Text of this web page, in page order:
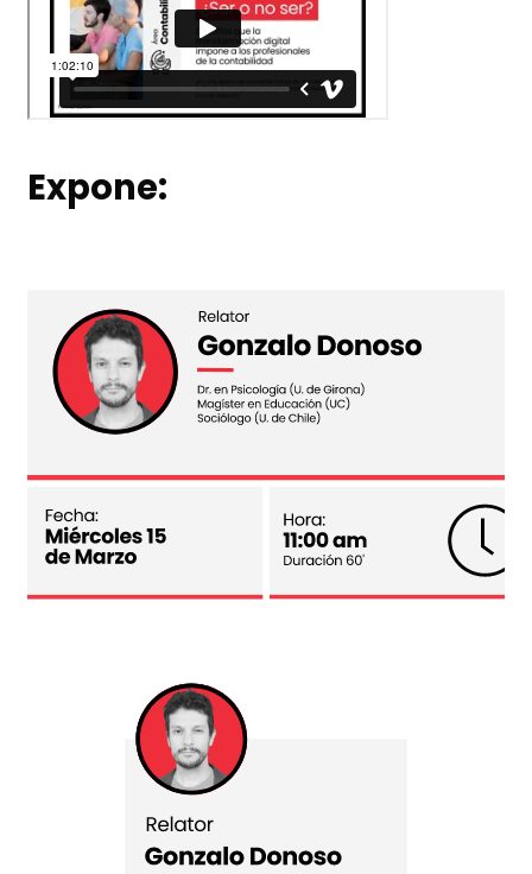
Expone: